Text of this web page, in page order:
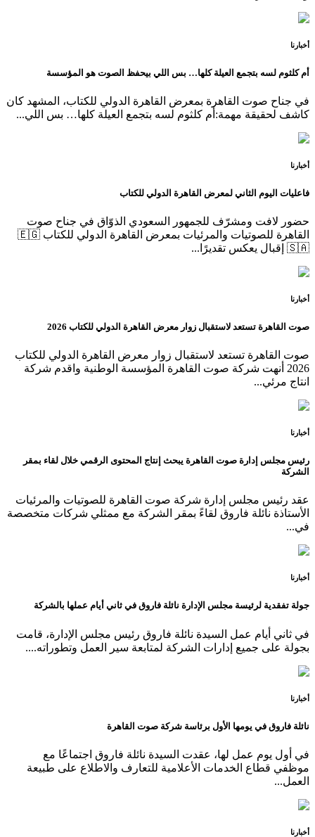
أخبارنا
أم كلثوم لسه بتجمع العيلة كلها… بس اللي بيحفظ الصوت هو المؤسسة
في جناح صوت القاهرة بمعرض القاهرة الدولي للكتاب، المشهد كان
كاشف لحقيقة مهمة:أم كلثوم لسه بتجمع العيلة كلها… بس اللي...
أخبارنا
فاعليات اليوم الثاني لمعرض القاهرة الدولي للكتاب
حضور لافت ومشرّف للجمهور السعودي الذوّاق في جناح صوت
القاهرة للصوتيات والمرئيات بمعرض القاهرة الدولي للكتاب 🇪🇬
🇸🇦 إقبال يعكس تقديرًا...
أخبارنا
صوت القاهرة تستعد لاستقبال زوار معرض القاهرة الدولي للكتاب 2026
صوت القاهرة تستعد لاستقبال زوار معرض القاهرة الدولي للكتاب
2026 أنهت شركة صوت القاهرة المؤسسة الوطنية واقدم شركة
انتاج مرئي...
أخبارنا
رئيس مجلس إدارة صوت القاهرة يبحث إنتاج المحتوى الرقمي خلال لقاء بمقر
الشركة
عقد رئيس مجلس إدارة شركة صوت القاهرة للصوتيات والمرئيات
الأستاذة نائلة فاروق لقاءً بمقر الشركة مع ممثلي شركات متخصصة
في...
أخبارنا
جولة تفقدية لرئيسة مجلس الإدارة نائلة فاروق في ثاني أيام عملها بالشركة
في ثاني أيام عمل السيدة نائلة فاروق رئيس مجلس الإدارة، قامت
بجولة على جميع إدارات الشركة لمتابعة سير العمل وتطوراته....
أخبارنا
نائلة فاروق في يومها الأول برئاسة شركة صوت القاهرة
في أول يوم عمل لها، عقدت السيدة نائلة فاروق اجتماعًا مع
موظفي قطاع الخدمات الأعلامية للتعارف والاطلاع على طبيعة
العمل...
أخبارنا